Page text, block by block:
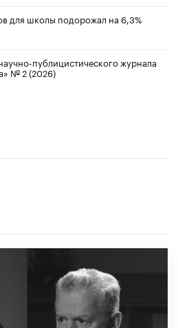
для школы подорожал на 6,3%
публицистического журнала
№ 2 (2026)